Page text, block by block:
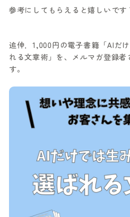
参考にしてもらえると嬉しいです
追伸．1,000円の電子書籍「AIだ
れる文章術」を、メルマガ登録
す。